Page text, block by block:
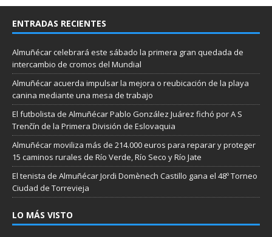
ENTRADAS RECIENTES
Almuñécar celebrará este sábado la primera gran quedada de
intercambio de cromos del Mundial
Almuñécar acuerda impulsar la mejora o reubicación de la playa
canina mediante una mesa de trabajo
El futbolista de Almuñécar Pablo González Juárez fichó por A S
Trenčín de la Primera División de Eslovaquia
Almuñécar moviliza más de 214.000 euros para reparar y proteger
15 caminos rurales de Río Verde, Río Seco y Río Jate
El tenista de Almuñécar Jordi Domènech Castillo gana el 48º Torneo
Ciudad de Torrevieja
LO MÁS VISTO